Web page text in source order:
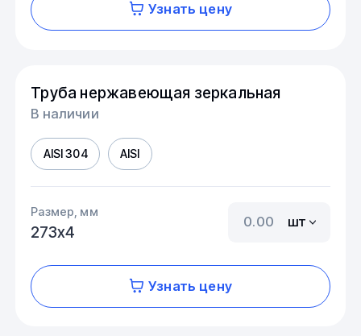
Узнать цену
Труба нержавеющая зеркальная
В наличии
AISI 304 AISI
Размер, мм
273х4
шт
Узнать цену